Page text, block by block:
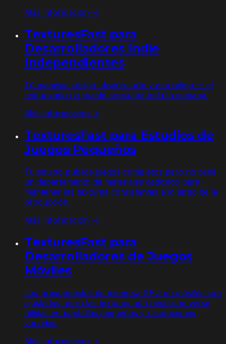
Más información →
TexturesFast para
Desarrolladores Indie
Independientes
Tú manejas código, diseño, arte y marketing — el
texturizado no puede consumir toda tu semana.
Más información →
TexturesFast para Estudios de
Juegos Pequeños
Tu equipo publica juegos completos pero no tiene
un departamento de materiales dedicado para
mantener las texturas consistentes a lo largo de la
producción.
Más información →
TexturesFast para
Desarrolladores de Juegos
Móviles
Los presupuestos de memoria GPU en móviles son
ajustados, pero las texturas aún necesitan verse
nítidas en pantallas pequeñas y resoluciones
variadas.
Más información →